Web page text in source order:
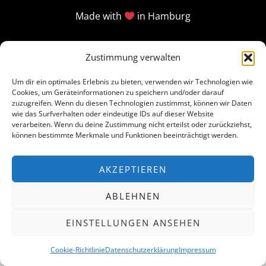
Zustimmung verwalten
Um dir ein optimales Erlebnis zu bieten, verwenden wir Technologien wie
Cookies, um Geräteinformationen zu speichern und/oder darauf
zuzugreifen. Wenn du diesen Technologien zustimmst, können wir Daten
wie das Surfverhalten oder eindeutige IDs auf dieser Website
verarbeiten. Wenn du deine Zustimmung nicht erteilst oder zurückziehst,
können bestimmte Merkmale und Funktionen beeinträchtigt werden.
AKZEPTIEREN
ABLEHNEN
EINSTELLUNGEN ANSEHEN
Cookie-RichtlinieDatenschutzerklärungImpressum
Made with in Hamburg